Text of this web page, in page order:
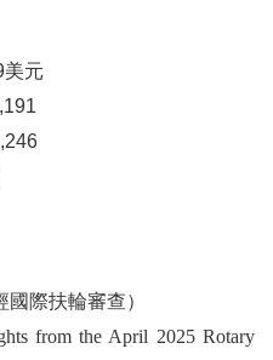
元
際扶輪審查）
from the April 2025 Rotary